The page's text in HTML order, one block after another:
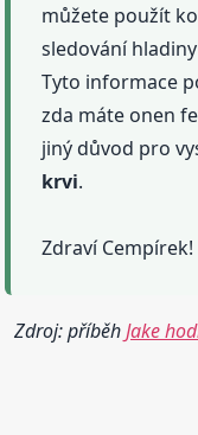
můžete použít
sledování
Tyto informace
zda máte onen
jiný důvod pro
krvi.
Zdraví Cempírek!
Zdroj: příběhJake